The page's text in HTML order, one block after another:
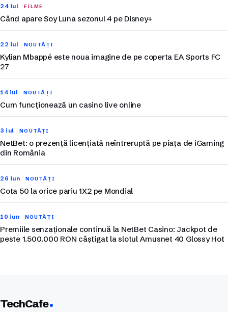
24 iul FILME
Când apare Soy Luna sezonul 4 pe Disney+
22 iul NOUTĂȚI
Kylian Mbappé este noua imagine de pe coperta EA Sports FC
27
14 iul NOUTĂȚI
Cum funcționează un casino live online
3 iul NOUTĂȚI
NetBet: o prezență licențiată neîntreruptă pe piața de iGaming
din România
26 iun NOUTĂȚI
Cota 50 la orice pariu 1X2 pe Mondial
10 iun NOUTĂȚI
Premiile senzaționale continuă la NetBet Casino: Jackpot de
peste 1.500.000 RON câștigat la slotul Amusnet 40 Glossy Hot
TechCafe